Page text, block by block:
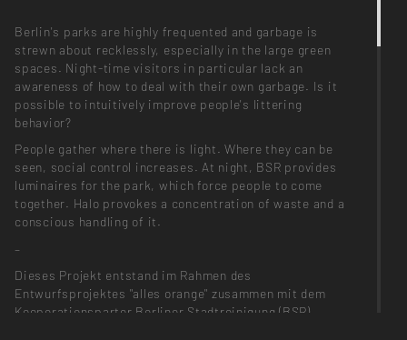
Berlin's parks are highly frequented and garbage is
strewn about recklessly, especially in the large green
spaces. Night-time visitors in particular lack an
awareness of how to deal with their own garbage. Is it
possible to intuitively improve people's littering
behavior?
People gather where there is light. Where they can be
seen, social control increases. At night, BSR provides
luminaires for the park, which force people to come
together. Halo provokes a concentration of waste and a
conscious handling of it.
–
Dieses Projekt entstand im Rahmen des
Entwurfsprojektes "alles orange" zusammen mit dem
Kooperationsparter Berliner Stadtreinigung (BSR)